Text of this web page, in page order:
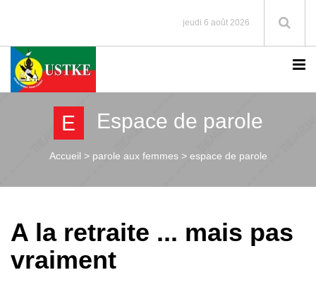
jeudi 6 août 2026
E Espace de parole
Accueil >parole aux femmes > espace de parole
A la retraite ... mais pas
vraiment